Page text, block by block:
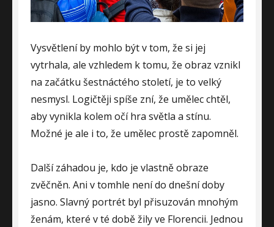
Vysvětlení by mohlo být v tom, že si jej
vytrhala, ale vzhledem k tomu, že obraz vznikl
na začátku šestnáctého století, je to velký
nesmysl. Logičtěji spíše zní, že umělec chtěl,
aby vynikla kolem očí hra světla a stínu.
Možné je ale i to, že umělec prostě zapomněl.
Další záhadou je, kdo je vlastně obraze
zvěčněn. Ani v tomhle není do dnešní doby
jasno. Slavný portrét byl přisuzován mnohým
ženám, které v té době žily ve Florencii. Jednou